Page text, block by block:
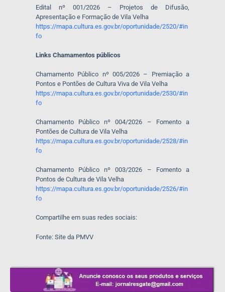
Edital nº 001/2026 – Projetos de Difusão,
Apresentação e Formação de Vila Velha
https://mapa.cultura.es.gov.br/oportunidade/2520/#in
fo
Links Chamamentos públicos
Chamamento Público nº 005/2026 – Premiação a
Pontos e Pontões de Cultura Viva de Vila Velha
https://mapa.cultura.es.gov.br/oportunidade/2530/#in
fo
Chamamento Público nº 004/2026 – Fomento a
Pontões de Cultura de Vila Velha
https://mapa.cultura.es.gov.br/oportunidade/2528/#in
fo
Chamamento Público nº 003/2026 – Fomento a
Pontos de Cultura de Vila Velha
https://mapa.cultura.es.gov.br/oportunidade/2526/#in
fo
Compartilhe em suas redes sociais:
Fonte: Site da PMVV